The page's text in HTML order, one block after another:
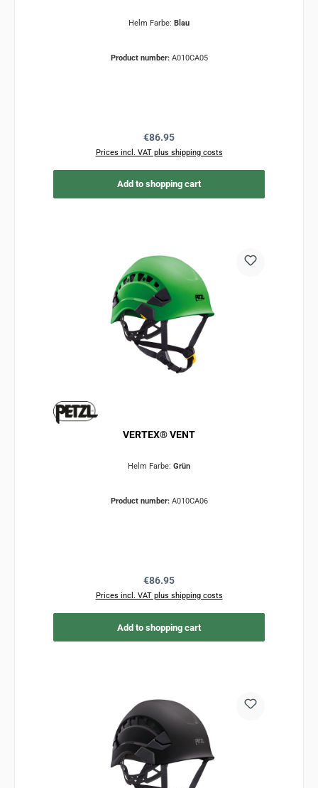
Helm Farbe: Blau
Product number: A010CA05
Regular price:
€86.95
Prices incl. VAT plus shipping costs
Add to shopping cart
VERTEX® VENT
Helm Farbe: Grün
Product number: A010CA06
Regular price:
€86.95
Prices incl. VAT plus shipping costs
Add to shopping cart